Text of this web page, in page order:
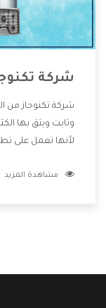
شركة
شركة تكنوجاز من
وثابت ويثق بها
لأنها تعمل على
وتقدم للعملاء
مشاهدة المزيد